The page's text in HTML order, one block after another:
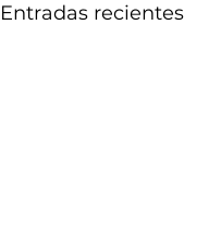
Entradas recientes